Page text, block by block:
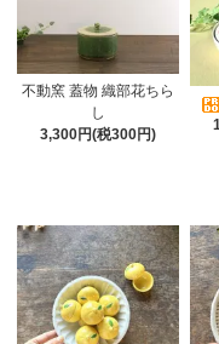
不動窯 蓋物 織部花ちら
し
3,300円(税300円)